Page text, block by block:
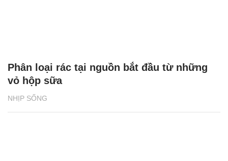
NHỊP SỐNG
Phân loại rác tại nguồn bắt đầu từ những
vỏ hộp sữa